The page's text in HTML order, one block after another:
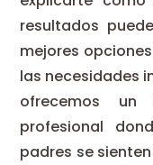
resultados
mejores
las necesidades
ofrecemos
profesional
padres se